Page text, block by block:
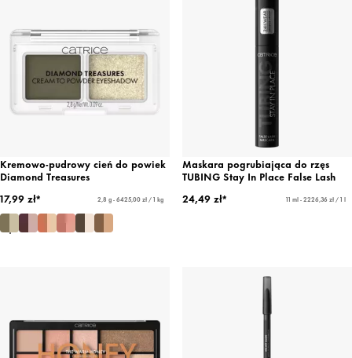
Kremowo-pudrowy cień do powiek
Diamond Treasures
17,99 zł*
2,8 g - 6425,00 zł / 1 kg
Maskara pogrubiająca do rzęs
TUBING Stay In Place False Lash
24,49 zł*
11 ml - 2226,36 zł / 1 l